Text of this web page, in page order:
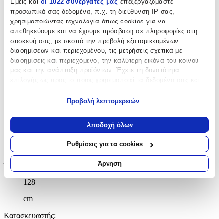
Εμείς και οι 1022 συνεργάτες μας επεξεργαζόμαστε
προσωπικά σας δεδομένα, π.χ. τη διεύθυνση IP σας,
χρησιμοποιώντας τεχνολογία όπως cookies για να
αποθηκεύουμε και να έχουμε πρόσβαση σε πληροφορίες στη
συσκευή σας, με σκοπό την προβολή εξατομικευμένων
διαφημίσεων και περιεχομένου, τις μετρήσεις σχετικά με
διαφημίσεις και περιεχόμενο, την καλύτερη εικόνα του κοινού
μας και την ανάπτυξη προϊόντων. Έχετε τη δυνατότητα
Να συλλέξουμε πληροφορίες σχετικά με τη γεωγραφική
σας τοποθεσία, οι οποίες μπορεί να είναι ακριβείς σε
απόσταση μερικών μέτρων
Να αναγνωρίσουμε τη συσκευή σας σαρώνοντας ενεργά
για συγκεκριμένα χαρακτηριστικά (δακτυλικό αποτύπωμα)
Μάθετε περισσότερα σχετικά με τον τρόπο επεξεργασίας των
προσωπικών σας δεδομένων και καθορίστε τις προτιμήσεις σας
ανακαλέσετε τη συγκατάθεσή σας ανά πάσα στιγμή από τη
Προβολή λεπτομερειών
Αποδοχή όλων
Ρυθμίσεις για τα cookies
Άρνηση
Είδος:
Καρότσι Καμαριέρας
Υλικό:
Πλαστικό
cm
128
cm
Κατασκευαστής: